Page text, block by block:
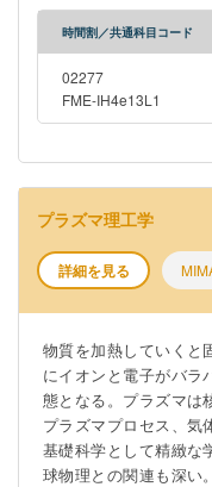
時間割／共通科目コード
02277
FME-IH4e13L1
プラズマ理工学
詳細を見る
物質を加熱していくと
にイオンと電子がバラ
態となる。プラズマは
プラズマプロセス、気
基礎科学として精緻な
球物理との関連も深い